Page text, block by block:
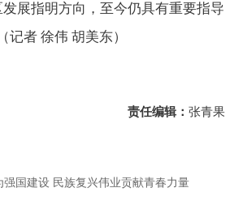
展指明方向，至今仍具有重要指导
记者 徐伟 胡美东）
责任编辑： 张青果
强国建设 民族复兴伟业贡献青春力量